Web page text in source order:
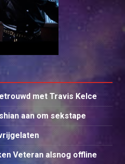
met Travis Kelce
aan om sekstape
Veteran alsnog offline